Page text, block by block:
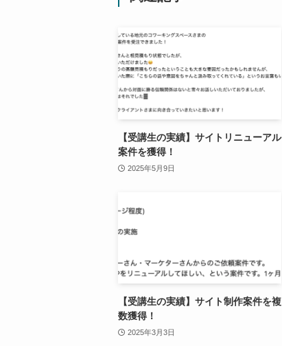
【受講生の実績】サイトリニューアル
案件を獲得！
2025年5月9日
【受講生の実績】サイト制作案件を複
数獲得！
2025年3月3日